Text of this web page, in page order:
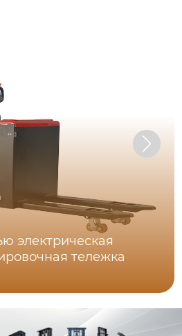
электрическая
тележка